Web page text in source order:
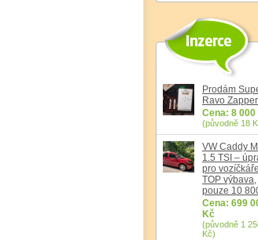
Prodám
Ravo Zapper
Cena: 8
(původně 18
VW Caddy
1.5 TSI –
pro
TOP výbava,
pouze 10
Cena: 699
Kč
(původně 1
Kč)